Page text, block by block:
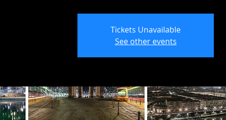
Tickets Unavailable
See other events